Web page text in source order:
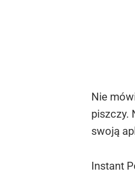
Nie
piszczy.
swoją
Instant